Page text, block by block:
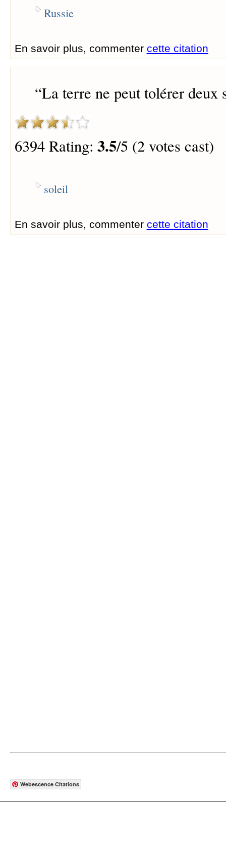
Russie
En savoir plus, commenter cette citation
“La terre ne peut tolérer deux
6394 Rating: 3.5/5 (2 votes cast)
soleil
En savoir plus, commenter cette citation
Webescence Citations